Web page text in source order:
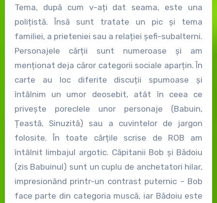
Tema, după cum v-ați dat seama, este una
polițistă. Însă sunt tratate un pic și tema
familiei, a prieteniei sau a relației șefi-subalterni.
Personajele cărții sunt numeroase și am
menționat deja căror categorii sociale aparțin. În
carte au loc diferite discuții spumoase și
întâlnim un umor deosebit, atât în ceea ce
privește poreclele unor personaje (Babuin,
Țeastă, Sinuzită) sau a cuvintelor de jargon
folosite. În toate cărțile scrise de ROB am
întâlnit limbajul argotic. Căpitanii Bob și Bădoiu
(zis Babuinul) sunt un cuplu de anchetatori hilar,
impresionând printr-un contrast puternic – Bob
face parte din categoria muscă, iar Bădoiu este